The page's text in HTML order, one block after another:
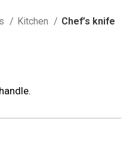
Kitchen Chef’s knife